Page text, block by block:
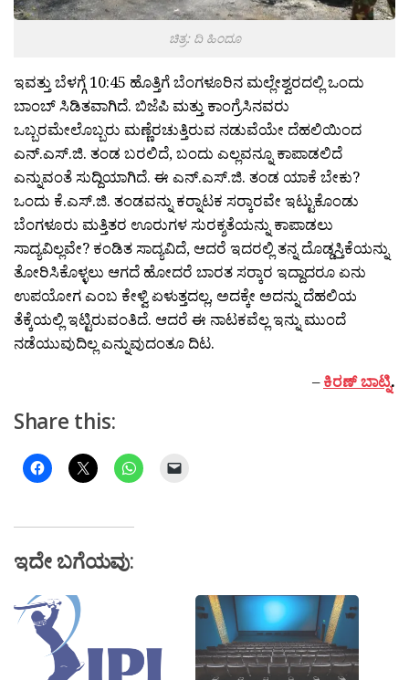
ಚಿತ್ರ: ದಿ ಹಿಂದೂ
ಇವತ್ತು ಬೆಳಗ್ಗೆ 10:45 ಹೊತ್ತಿಗೆ ಬೆಂಗಳೂರಿನ ಮಲ್ಲೇಶ್ವರದಲ್ಲಿ ಒಂದು
ಬಾಂಬ್ ಸಿಡಿತವಾಗಿದೆ. ಬಿಜೆಪಿ ಮತ್ತು ಕಾಂಗ್ರೆಸಿನವರು
ಒಬ್ಬರಮೇಲೊಬ್ಬರು ಮಣ್ಣೆರಚುತ್ತಿರುವ ನಡುವೆಯೇ ದೆಹಲಿಯಿಂದ
ಎನ್.ಎಸ್.ಜಿ. ತಂಡ ಬರಲಿದೆ, ಬಂದು ಎಲ್ಲವನ್ನೂ ಕಾಪಾಡಲಿದೆ
ಎನ್ನುವಂತೆ ಸುದ್ದಿಯಾಗಿದೆ. ಈ ಎನ್.ಎಸ್.ಜಿ. ತಂಡ ಯಾಕೆ ಬೇಕು?
ಒಂದು ಕೆ.ಎಸ್.ಜಿ. ತಂಡವನ್ನು ಕರ‍್ನಾಟಕ ಸರ‍್ಕಾರವೇ ಇಟ್ಟುಕೊಂಡು
ಬೆಂಗಳೂರು ಮತ್ತಿತರ ಊರುಗಳ ಸುರಕ್ಶತೆಯನ್ನು ಕಾಪಾಡಲು
ಸಾದ್ಯವಿಲ್ಲವೇ? ಕಂಡಿತ ಸಾದ್ಯವಿದೆ, ಆದರೆ ಇದರಲ್ಲಿ ತನ್ನ ದೊಡ್ಡಸ್ತಿಕೆಯನ್ನು
ತೋರಿಸಿಕೊಳ್ಳಲು ಆಗದೆ ಹೋದರೆ ಬಾರತ ಸರ‍್ಕಾರ ಇದ್ದಾದರೂ ಏನು
ಉಪಯೋಗ ಎಂಬ ಕೇಳ್ವಿ ಏಳುತ್ತದಲ್ಲ, ಅದಕ್ಕೇ ಅದನ್ನು ದೆಹಲಿಯ
ತೆಕ್ಕೆಯಲ್ಲಿ ಇಟ್ಟಿರುವಂತಿದೆ. ಆದರೆ ಈ ನಾಟಕವೆಲ್ಲ ಇನ್ನು ಮುಂದೆ
ನಡೆಯುವುದಿಲ್ಲ ಎನ್ನುವುದಂತೂ ದಿಟ.
–ಕಿರಣ್ ಬಾಟ್ನಿ.
Share this:
ಇದೇ ಬಗೆಯವು: